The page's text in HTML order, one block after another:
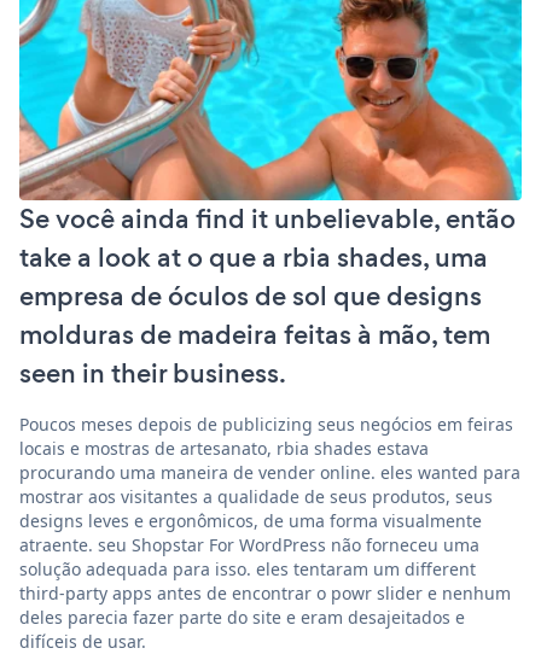
Se você ainda find it unbelievable, então
take a look at o que a rbia shades, uma
empresa de óculos de sol que designs
molduras de madeira feitas à mão, tem
seen in their business.
Poucos meses depois de publicizing seus negócios em feiras
locais e mostras de artesanato, rbia shades estava
procurando uma maneira de vender online. eles wanted para
mostrar aos visitantes a qualidade de seus produtos, seus
designs leves e ergonômicos, de uma forma visualmente
atraente. seu Shopstar For WordPress não forneceu uma
solução adequada para isso. eles tentaram um different
third-party apps antes de encontrar o powr slider e nenhum
deles parecia fazer parte do site e eram desajeitados e
difíceis de usar.